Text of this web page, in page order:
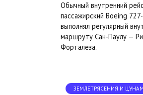
Обычный внутренний
пассажирский Boeing
выполнял регулярный
маршруту Сан-Паулу —
Форталеза.
ЗЕМЛЕТРЯСЕНИЯ И